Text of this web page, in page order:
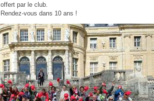
offert par le club.
Rendez-vous dans 10 ans !